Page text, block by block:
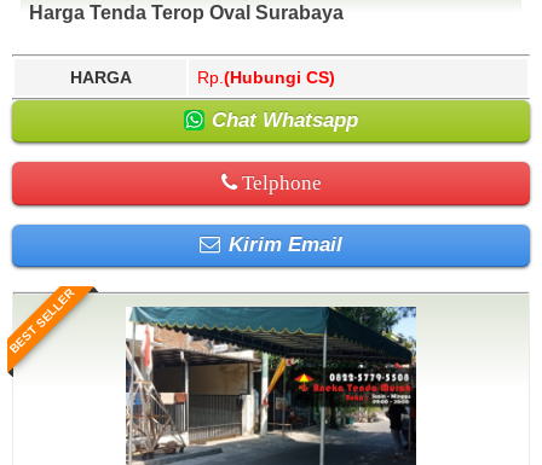
Harga Tenda Terop Oval Surabaya
HARGA Rp. (Hubungi CS)
Chat Whatsapp
Telphone
Kirim Email
BEST SELLER